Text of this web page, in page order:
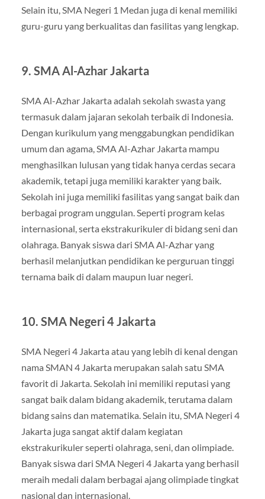
Selain itu, SMA Negeri 1 Medan juga di kenal memiliki
guru-guru yang berkualitas dan fasilitas yang lengkap.
9. SMA Al-Azhar Jakarta
SMA Al-Azhar Jakarta adalah sekolah swasta yang
termasuk dalam jajaran sekolah terbaik di Indonesia.
Dengan kurikulum yang menggabungkan pendidikan
umum dan agama, SMA Al-Azhar Jakarta mampu
menghasilkan lulusan yang tidak hanya cerdas secara
akademik, tetapi juga memiliki karakter yang baik.
Sekolah ini juga memiliki fasilitas yang sangat baik dan
berbagai program unggulan. Seperti program kelas
internasional, serta ekstrakurikuler di bidang seni dan
olahraga. Banyak siswa dari SMA Al-Azhar yang
berhasil melanjutkan pendidikan ke perguruan tinggi
ternama baik di dalam maupun luar negeri.
10. SMA Negeri 4 Jakarta
SMA Negeri 4 Jakarta atau yang lebih di kenal dengan
nama SMAN 4 Jakarta merupakan salah satu SMA
favorit di Jakarta. Sekolah ini memiliki reputasi yang
sangat baik dalam bidang akademik, terutama dalam
bidang sains dan matematika. Selain itu, SMA Negeri 4
Jakarta juga sangat aktif dalam kegiatan
ekstrakurikuler seperti olahraga, seni, dan olimpiade.
Banyak siswa dari SMA Negeri 4 Jakarta yang berhasil
meraih medali dalam berbagai ajang olimpiade tingkat
nasional dan internasional.